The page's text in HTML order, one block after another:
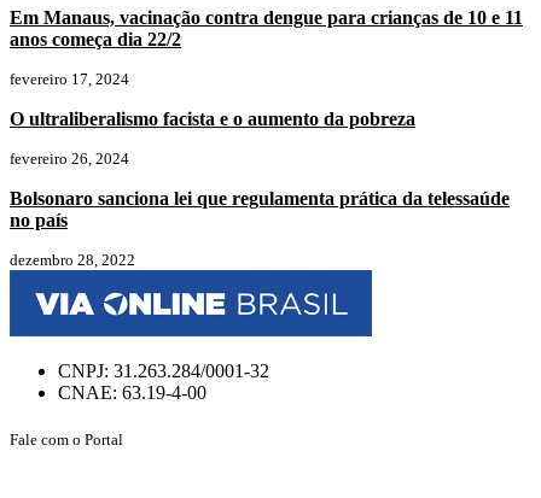
Em Manaus, vacinação contra dengue para crianças de 10 e 11
anos começa dia 22/2
fevereiro 17, 2024
O ultraliberalismo facista e o aumento da pobreza
fevereiro 26, 2024
Bolsonaro sanciona lei que regulamenta prática da telessaúde
no país
dezembro 28, 2022
CNPJ: 31.263.284/0001-32
CNAE: 63.19-4-00
Fale com o Portal